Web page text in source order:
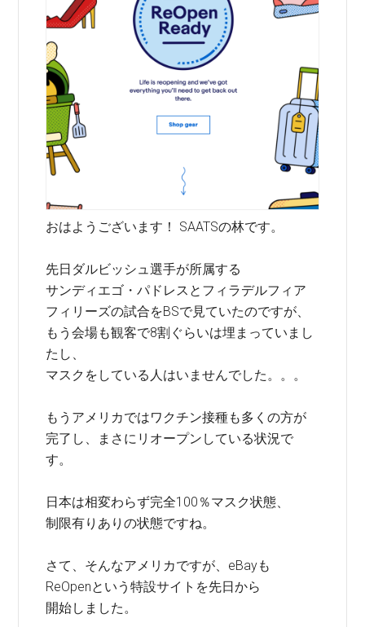
おはようございます！ SAATSの林です。
先日ダルビッシュ選手が所属する
サンディエゴ・パドレスとフィラデルフィア
フィリーズの試合をBSで見ていたのですが、
もう会場も観客で8割ぐらいは埋まっていまし
たし、
マスクをしている人はいませんでした。。。
もうアメリカではワクチン接種も多くの方が
完了し、まさにリオープンしている状況で
す。
日本は相変わらず完全100％マスク状態、
制限有りありの状態ですね。
さて、そんなアメリカですが、eBayも
ReOpenという特設サイトを先日から
開始しました。